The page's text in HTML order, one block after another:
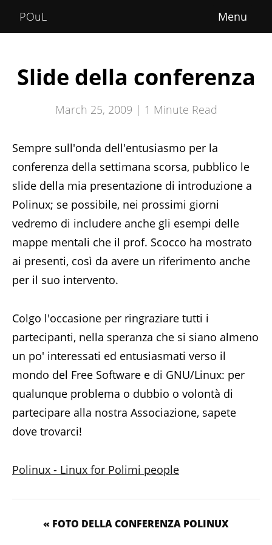
POuL
Home
Slide della conferenza
March 25, 2009 | 1 Minute Read
Sempre sull'onda dell'entusiasmo per la
conferenza della settimana scorsa, pubblico le
slide della mia presentazione di introduzione a
Polinux; se possibile, nei prossimi giorni
vedremo di includere anche gli esempi delle
mappe mentali che il prof. Scocco ha mostrato
ai presenti, così da avere un riferimento anche
per il suo intervento.
Colgo l'occasione per ringraziare tutti i
partecipanti, nella speranza che si siano almeno
un po' interessati ed entusiasmati verso il
mondo del Free Software e di GNU/Linux: per
qualunque problema o dubbio o volontà di
partecipare alla nostra Associazione, sapete
dove trovarci!
Polinux - Linux for Polimi people
« FOTO DELLA CONFERENZA POLINUX